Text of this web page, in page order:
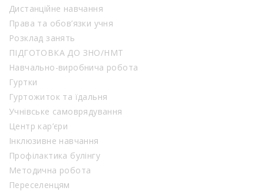
Дистанційне навчання
Права та обов’язки учня
Розклад занять
ПІДГОТОВКА ДО ЗНО/НМТ
Навчально-виробнича робота
Гуртки
Гуртожиток та їдальня
Учнівське самоврядування
Центр кар’єри
Інклюзивне навчання
Профілактика булінгу
Методична робота
Переселенцям